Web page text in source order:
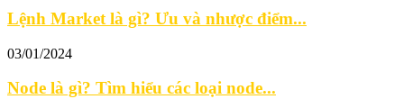
Lệnh Market là gì? Ưu và nhược điểm...
03/01/2024
Node là gì? Tìm hiểu các loại node...